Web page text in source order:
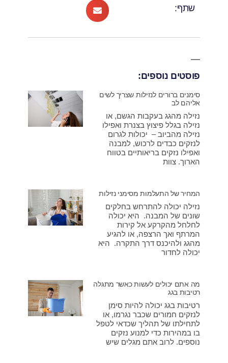
שתף:
פוסטים נוספים:
סימנים ברורים לנזילות שצריך לשים
אליהם לב
נזילה מהגג בעקבות הגשם, או
נזילה בגלל פיצוץ בצנרת ואפילו
נזילה מהביוב – יכולות לגרום
לנזקים כבדים לרכוש, למבנה
ואפילו נזקים בריאותיים בטווח
הארוך. צוות
המחיר של התעלמות מסימני נזילות
נזילה יכולה להתרחש בחלקים
שונים של המבנה. היא יכולה
לחלחל מהקרקע אל קירות
המרתף ואך הרצפה, או להגיע
מהגג ולהיכנס דרך התקרה. היא
יכולה לחדור
מה אתם יכולים לעשות כאשר מתגלה
רטיבות בגג
רטיבות בגג יכולה להיות סימן
לנזקים חמורים שכבר נגרמו, או
לתחילתו של תהליך שכדאי לטפל
בו במהירות כדי למנוע נזקים
נוספים. לרוב אתם מגלים שיש